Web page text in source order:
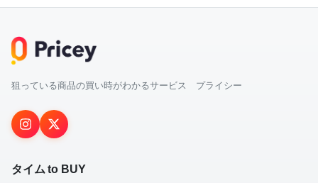
狙っている商品の買い時がわかるサービス プライシー
タイム to BUY